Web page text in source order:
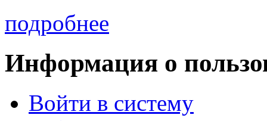
подробнее
Информация о
Войти в систему